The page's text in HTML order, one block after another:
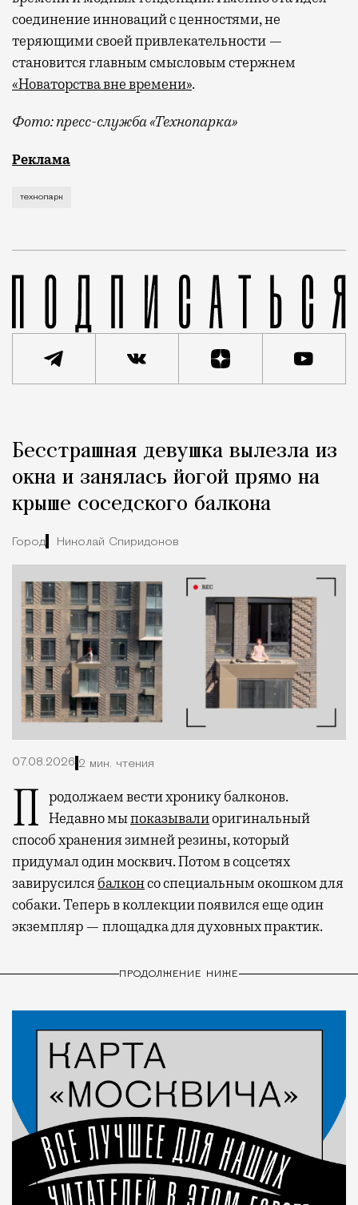
соединение инноваций с ценностями, не
теряющими своей привлекательности —
становится главным смысловым стержнем
«Новаторства вне времени».
Фото: пресс-служба «Технопарка»
Рекламные кампании техники редко выходят за
Реклама
технопарк
Город
Бесстрашная девушка вылезла из
окна и занялась йогой прямо на
крыше соседского балкона
Город Николай Спиридонов
07.08.2026 2 мин. чтения
Продолжаем вести хронику балконов. Недавно мыпоказывалиоригинальный
способ хранения зимней резины, который
придумал один москвич. Потом в соцсетях
завирусилсябалконсо специальным окошком для
собаки. Теперь в коллекции появился еще один
экземпляр — площадка для духовных практик.
ПРОДОЛЖЕНИЕ НИЖЕ